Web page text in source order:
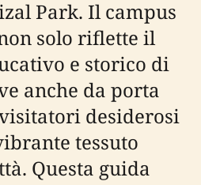
Park. Il campus
solo riflette il
e storico di
anche da porta
desiderosi
tessuto
Questa guida